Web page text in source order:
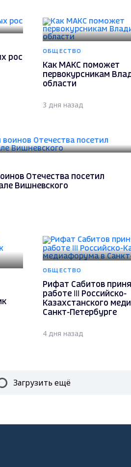
рос
ОБЩЕСТВО
Как МАКС поможет
первокурсникам
области
3 дня назад
Отечества посетил
Вишневского
ОБЩЕСТВО
Рифат Сабитов
работе III Российско-
Казахстанского
Санкт-Петербурге
4 дня назад
Загрузить ещё